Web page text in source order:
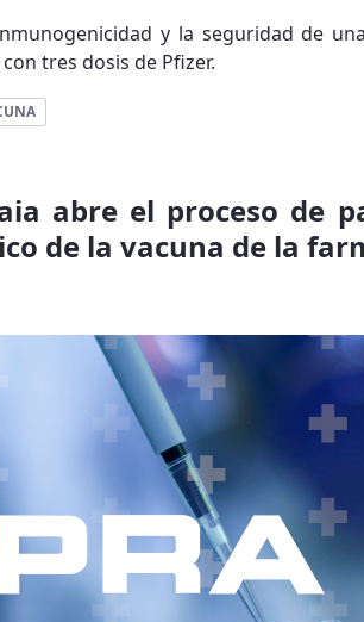
y la seguridad de
tres dosis de Pfizer.
abre el proceso de
de la vacuna de la